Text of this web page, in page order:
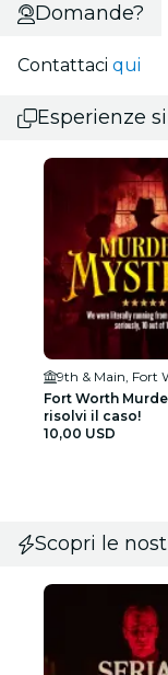
Domande?
Contattaci qui
Esperienze
Fort Worth
risolvi il caso!
10,00 USD
Scopri le